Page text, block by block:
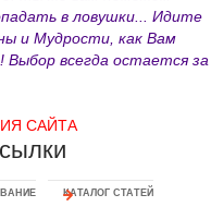
в ловушки... Идите
и Мудрости, как Вам
всегда остается за
САЙТА
КАТАЛОГ СТАТЕЙ